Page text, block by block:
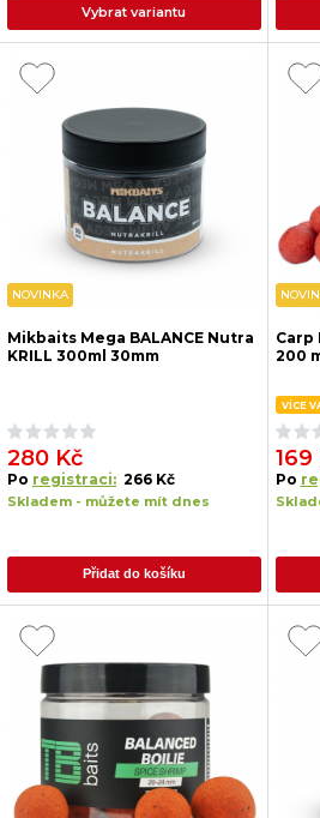
Vybrat variantu
NOVINKA
Mikbaits Mega BALANCE Nutra
KRILL 300ml 30mm
280 Kč
Po registraci: 266 Kč
Skladem - můžete mít dnes
Přidat do košíku
Carp
200
VÍCE
169
Po